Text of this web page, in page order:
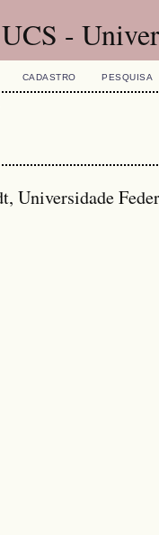
-
CADASTRO PESQUISA
Universidade